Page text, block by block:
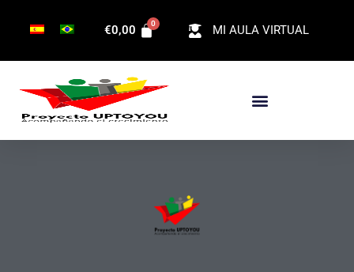
MI AULA VIRTUAL
€0,00